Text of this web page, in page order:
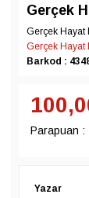
Gerçek
Gerçek Hayat
Gerçek Hayat
Barkod :
Parapuan :
Yazar